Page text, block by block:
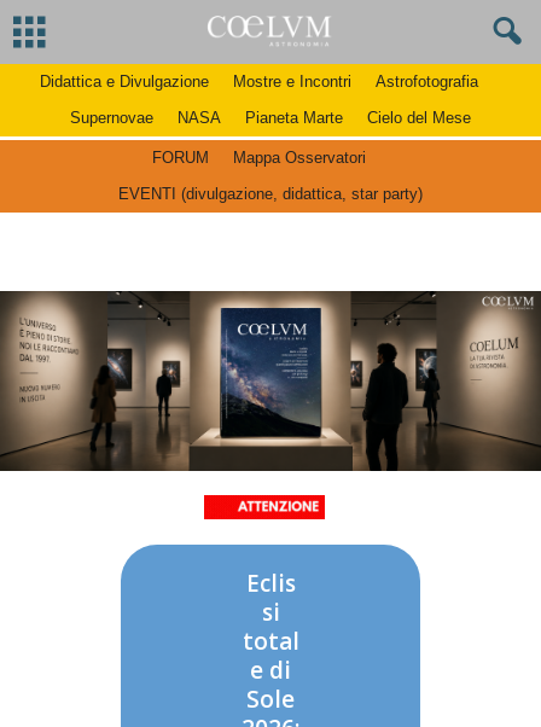
Didattica e Divulgazione Mostre e Incontri
Astrofotografia
Supernovae
NASA Pianeta Marte Cielo del Mese
FORUM
Mappa Osservatori
EVENTI (divulgazione, didattica, star party)
Eclis
si
total
e di
Sole